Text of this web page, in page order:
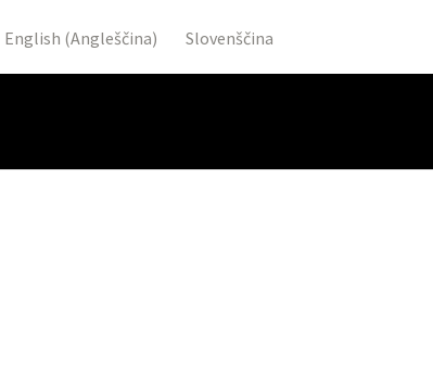
English (Angleščina) Slovenščina